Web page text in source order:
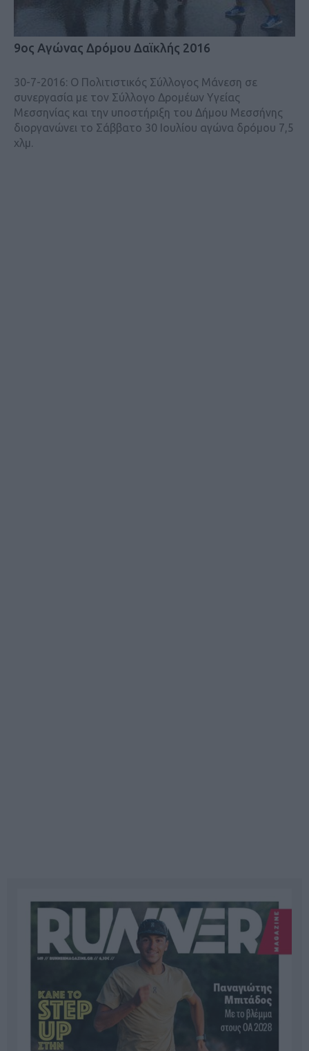
9ος Αγώνας Δρόμου Δαϊκλής 2016
30-7-2016: Ο Πολιτιστικός Σύλλογος Μάνεση σε
συνεργασία με τον Σύλλογο Δρομέων Υγείας
Μεσσηνίας και την υποστήριξη του Δήμου Μεσσήνης
διοργανώνει το Σάββατο 30 Ιουλίου αγώνα δρόμου 7,5
χλμ.